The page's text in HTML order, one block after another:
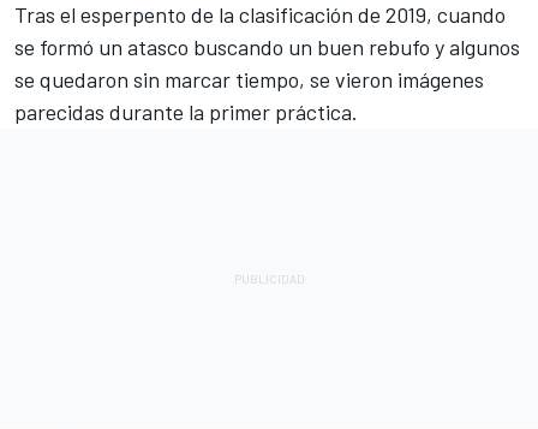
Tras el esperpento de la clasificación de 2019, cuando
se formó un atasco buscando un buen rebufo y algunos
se quedaron sin marcar tiempo, se vieron imágenes
parecidas durante la primer práctica.